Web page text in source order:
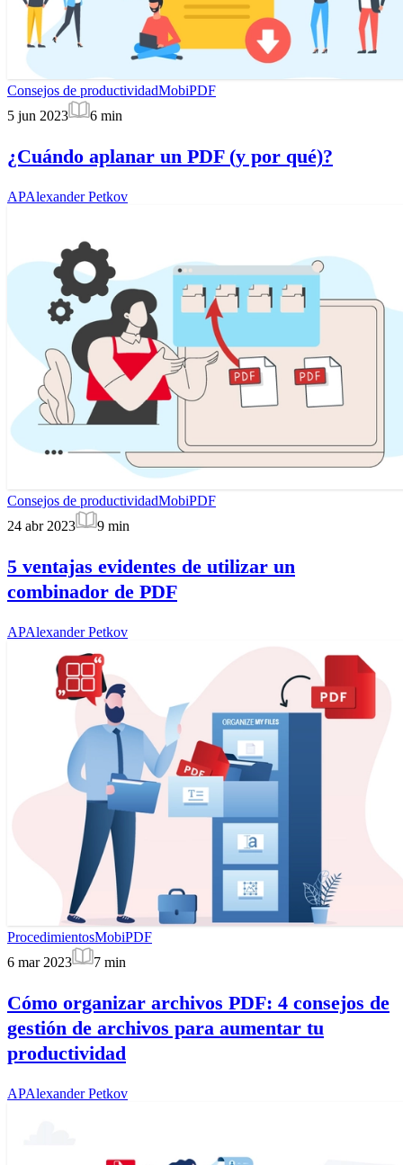
Consejos de productividadMobiPDF
5 jun 2023
6 min
¿Cuándo aplanar un PDF (y por qué)?
APAlexander Petkov
Consejos de productividadMobiPDF
24 abr 2023
9 min
5 ventajas evidentes de utilizar un
combinador de PDF
APAlexander Petkov
ProcedimientosMobiPDF
6 mar 2023
7 min
Cómo organizar archivos PDF: 4 consejos de
gestión de archivos para aumentar tu
productividad
APAlexander Petkov